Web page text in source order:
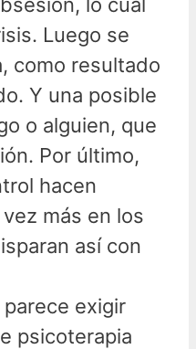
Luego se
como resultado
Y una posible
o alguien, que
Por último,
hacen
más en los
así con
exigir
psicoterapia